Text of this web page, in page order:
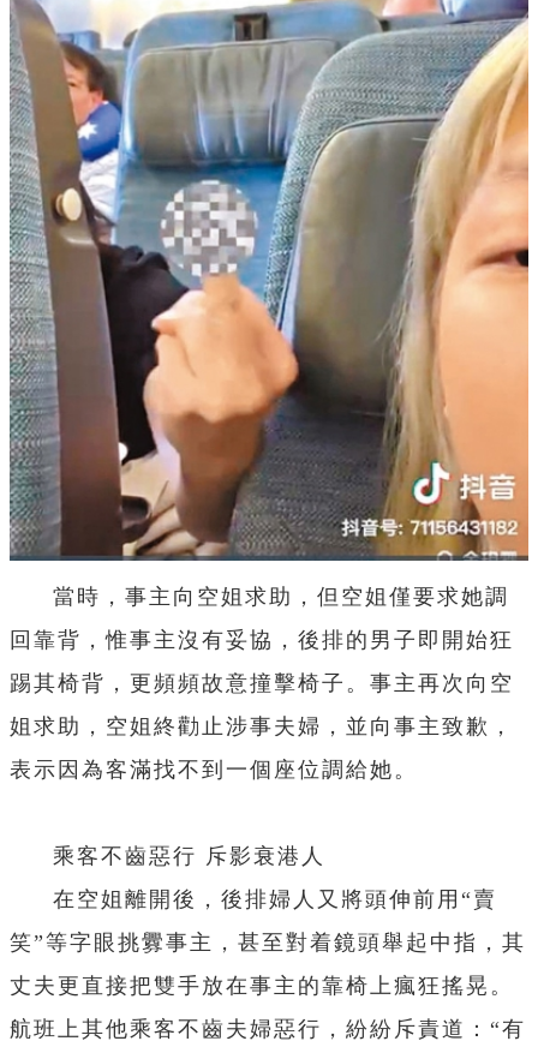
當時，事主向空姐求助，但空姐僅要求她調
回靠背，惟事主沒有妥協，後排的男子即開始狂
踢其椅背，更頻頻故意撞擊椅子。事主再次向空
姐求助，空姐終勸止涉事夫婦，並向事主致歉，
表示因為客滿找不到一個座位調給她。
乘客不齒惡行 斥影衰港人
在空姐離開後，後排婦人又將頭伸前用“賣
笑”等字眼挑釁事主，甚至對着鏡頭舉起中指，其
丈夫更直接把雙手放在事主的靠椅上瘋狂搖晃。
航班上其他乘客不齒夫婦惡行，紛紛斥責道：“有